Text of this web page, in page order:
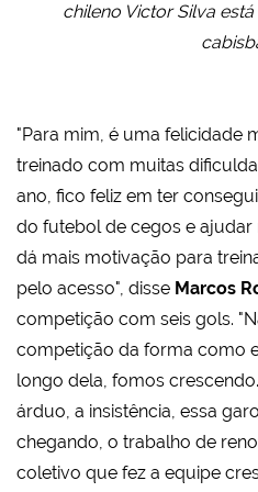
chileno Victor Silva
"Para mim, é uma felicidade
treinado com muitas
ano, fico feliz em ter
do futebol de cegos e ajudar
dá mais motivação para
pelo acesso", disse Marcos
competição com seis gols.
competição da forma como
longo dela, fomos
árduo, a insistência, essa
chegando, o trabalho de
coletivo que fez a equipe